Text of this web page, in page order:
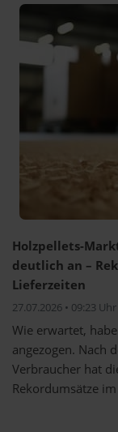
Holzpellets-
deutlich an –
Lieferzeiten
27.07.2026 • 09:23
Wie erwartet,
angezogen. Nach
Verbraucher hat
Rekordumsätze